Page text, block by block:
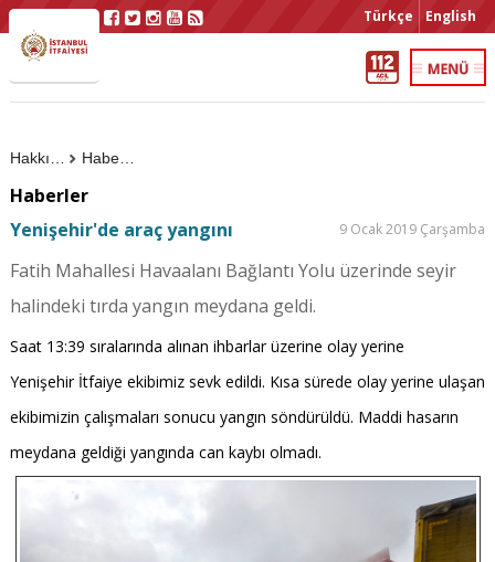
Türkçe English
Haberler
Haberler
Yenişehir'de araç yangını
9 Ocak 2019 Çarşamba
Fatih Mahallesi Havaalanı Bağlantı Yolu üzerinde seyir
halindeki tırda yangın meydana geldi.
Saat 13:39 sıralarında alınan ihbarlar üzerine olay yerine
Yenişehir İtfaiye ekibimiz sevk edildi. Kısa sürede olay yerine ulaşan
ekibimizin çalışmaları sonucu yangın söndürüldü. Maddi hasarın
meydana geldiği yangında can kaybı olmadı.